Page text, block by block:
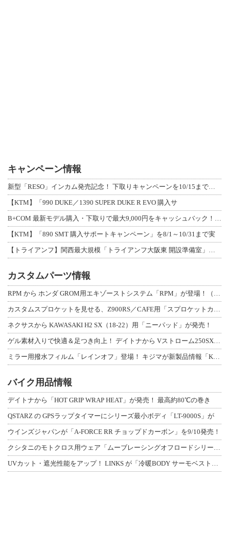
キャンペーン情報
【KTM】「990 DUKE／1390 SUPER DUKE R EVO 購入サ
【KTM】「890 SMT 購入サポートキャンペーン」を8/1～10/31まで実
カスタムパーツ情報
ネクサスから KAWASAKI H2 SX（18-22）用「ニーパッド」が発売！
バイク用品情報
デイトナから「HOT GRIP WRAP HEAT」が発売！ 最高約80℃の巻き
QSTARZ の GPSラップタイマーにシリーズ最小ボディ「LT-9000S」が
ウインズジャパンが「A-FORCE RR チョップドカーボン」を9/10発売！